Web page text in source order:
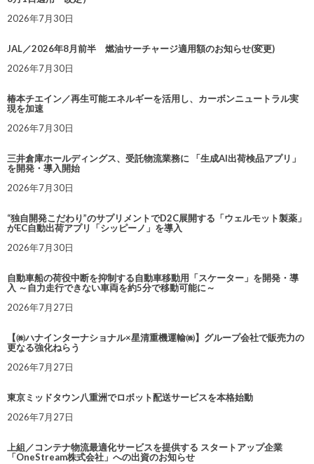
2026年7月30日
JAL／2026年8月前半 燃油サーチャージ適用額のお知らせ(変更)
2026年7月30日
椿本チエイン／再生可能エネルギーを活用し、カーボンニュートラル実
現を加速
2026年7月30日
三井倉庫ホールディングス、受託物流業務に 「生成AI出荷検品アプリ」
を開発・導入開始
2026年7月30日
“独自開発こだわり”のサプリメントでD2C展開する「ウェルモット製薬」
がEC自動出荷アプリ「シッピーノ」を導入
2026年7月30日
自動車船の荷役中断を抑制する自動車移動用「スケーター」を開発・導
入 ～自力走行できない車両を約5分で移動可能に～
2026年7月27日
【㈱ハナインターナショナル×星清重機運輸㈱】グループ会社で販売力の
更なる強化ねらう
2026年7月27日
東京ミッドタウン八重洲でロボット配送サービスを本格始動
2026年7月27日
上組／コンテナ物流最適化サービスを提供する スタートアップ企業
「OneStream株式会社」への出資のお知らせ